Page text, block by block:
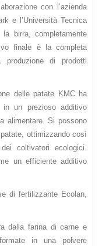
con l’azienda
e l’Università Tecnica
birra, completamente
finale è la completa
produzione di prodotti
delle patate KMC ha
un prezioso additivo
alimentare. Si possono
ottimizzando così
coltivatori ecologici.
un efficiente additivo
di fertilizzante Ecolan,
dalla farina di carne e
in una polvere